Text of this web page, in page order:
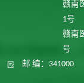
赣南
1号
赣南
号
邮 编：341000